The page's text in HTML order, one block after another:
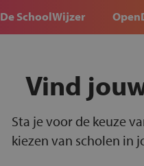
De SchoolWijzer
Vind
Sta je voor de keuze
kiezen van scholen in